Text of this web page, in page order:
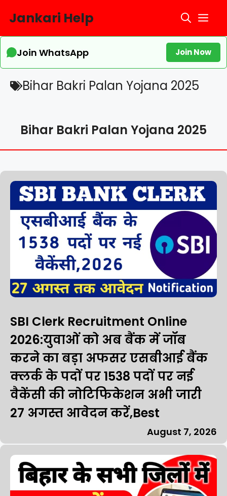
Jankari Help
Join WhatsApp Join Now
Bihar Bakri Palan Yojana 2025
Bihar Bakri Palan Yojana 2025
SBI Clerk Recruitment Online
2026:युवाओं को अब बैंक में जॉब
करने का बड़ा अफसर एसबीआई बैंक
क्लर्क के पदों पर 1538 पदों पर नई
वैकेंसी की नोटिफिकेशन अभी जारी
27 अगस्त आवेदन करें,Best
August 7, 2026